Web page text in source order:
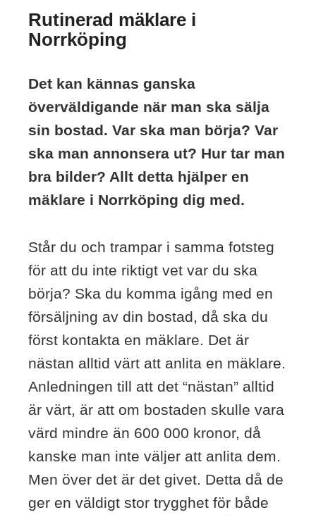
Rutinerad mäklare i
Norrköping
Det kan kännas ganska
överväldigande när man ska sälja
sin bostad. Var ska man börja? Var
ska man annonsera ut? Hur tar man
bra bilder? Allt detta hjälper en
mäklare i Norrköping dig med.
Står du och trampar i samma fotsteg
för att du inte riktigt vet var du ska
börja? Ska du komma igång med en
försäljning av din bostad, då ska du
först kontakta en mäklare. Det är
nästan alltid värt att anlita en mäklare.
Anledningen till att det “nästan” alltid
är värt, är att om bostaden skulle vara
värd mindre än 600 000 kronor, då
kanske man inte väljer att anlita dem.
Men över det är det givet. Detta då de
ger en väldigt stor trygghet för både